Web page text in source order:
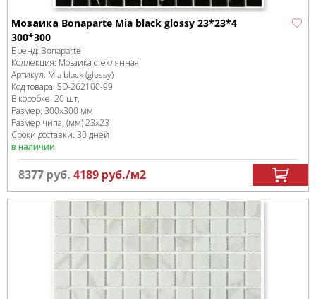
Мозаика Bonaparte Mia black glossy 23*23*4
300*300
Бренд: Bonaparte
Коллекция: Мозаика стеклянная
Артикул: Mia black (glossy)
Код товара: SD-262100-99
В коробке: 20 шт,
Размер: 300x300 мм
Размер чипа, (мм)23x23
Сроки доставки: 30 дней
в наличии
8377руб.4189 руб./м2